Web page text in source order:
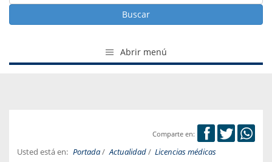
Buscar
Abrir menú
Comparte en:
Usted está en: Portada/ Actualidad/ Licencias médicas